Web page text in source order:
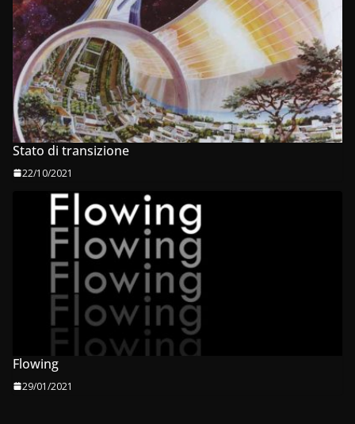
Stato di transizione
22/10/2021
Flowing
29/01/2021